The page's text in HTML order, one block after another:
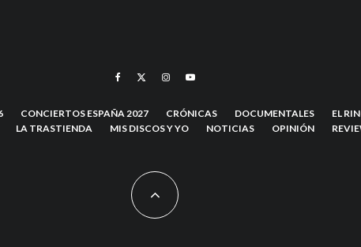
CONCIERTOS ESPAÑA 2027 CRÓNICAS DOCUMENTALES EL
LA TRASTIENDA MIS DISCOS Y YO NOTICIAS OPINIÓN